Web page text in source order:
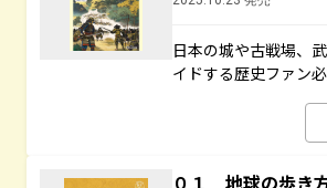
日本の城や古戦場、
イドする歴史ファン必
０１ 地球の歩